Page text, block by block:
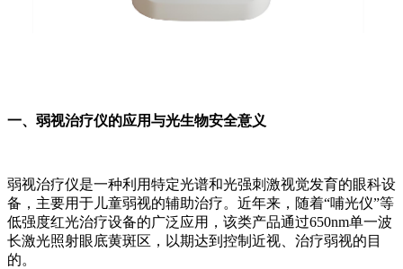
一、弱视治疗仪的应用与光生物安全意义
弱视治疗仪是一种利用特定光谱和光强刺激视觉发育的眼科设
备，主要用于儿童弱视的辅助治疗。近年来，随着“哺光仪”等
低强度红光治疗设备的广泛应用，该类产品通过650nm单一波
长激光照射眼底黄斑区，以期达到控制近视、治疗弱视的目
的。